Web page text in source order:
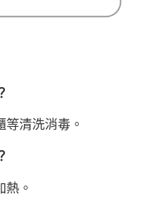
清洗消毒。
。